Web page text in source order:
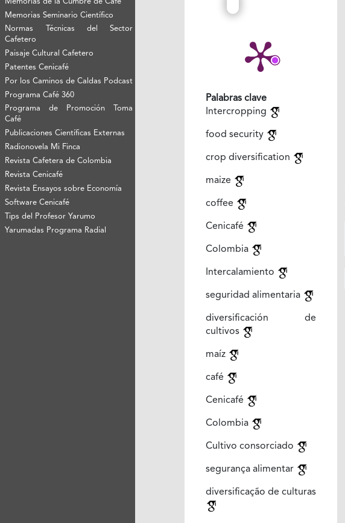
Memorias Seminario Científico
Normas Técnicas del Sector
Cafetero
Paisaje Cultural Cafetero
Patentes Cenicafé
Por los Caminos de Caldas Podcast
Programa Café 360
Programa de Promoción Toma
Café
Publicaciones Científicas Externas
Radionovela Mi Finca
Revista Cafetera de Colombia
Revista Cenicafé
Revista Ensayos sobre Economía
Software Cenicafé
Tips del Profesor Yarumo
Yarumadas Programa Radial
Palabras clave
Intercropping
food security
crop diversification
maize
coffee
Cenicafé
Colombia
Intercalamiento
seguridad alimentaria
diversificación de
cultivos
maíz
café
Cenicafé
Colombia
Cultivo consorciado
segurança alimentar
diversificação de culturas